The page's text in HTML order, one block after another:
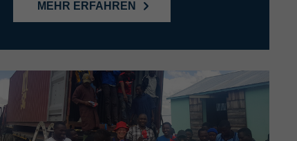
MEHR ERFAHREN